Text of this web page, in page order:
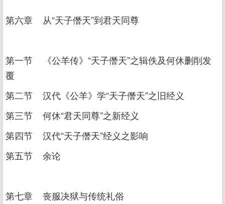
第六章 从“天子僭天”到君天同尊
第一节 《公羊传》“天子僭天”之辑佚及何休删削发
覆
第二节 汉代《公羊》学“天子僭天”之旧经义
第三节 何休“君天同尊”之新经义
第四节 汉代“天子僭天”经义之影响
第五节 余论
第七章 丧服决狱与传统礼俗